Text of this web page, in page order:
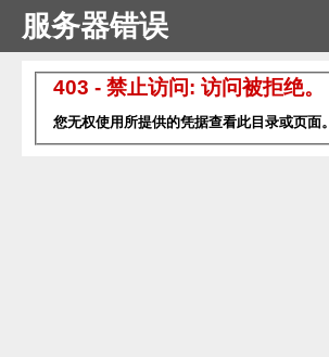
服务器错误
403 - 禁止访问: 访问被拒绝。
您无权使用所提供的凭据查看此目录或页面。